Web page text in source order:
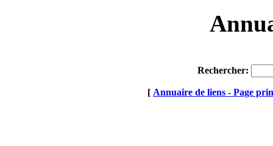
Rechercher:
[ Annuaire de liens - Page